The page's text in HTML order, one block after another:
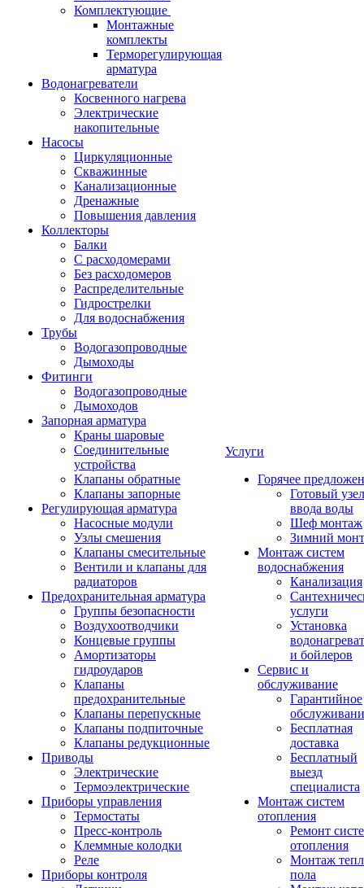
Комплектующие
Монтажные
комплекты
Терморегулирующая
арматура
Водонагреватели
Косвенного нагрева
Электрические
накопительные
Насосы
Циркуляционные
Скважинные
Канализационные
Дренажные
Повышения давления
Коллекторы
Балки
С расходомерами
Без расходомеров
Распределительные
Гидрострелки
Для водоснабжения
Трубы
Водогазопроводные
Дымоходы
Фитинги
Водогазопроводные
Дымоходов
Запорная арматура
Краны шаровые
Соединительные
устройства
Клапаны обратные
Клапаны запорные
Регулирующая арматура
Насосные модули
Узлы смешения
Клапаны смесительные
Вентили и клапаны для
радиаторов
Предохранительная арматура
Группы безопасности
Воздухоотводчики
Концевые группы
Амортизаторы
гидроударов
Клапаны
предохранительные
Клапаны перепускные
Клапаны подпиточные
Клапаны редукционные
Приводы
Электрические
Термоэлектрические
Приборы управления
Термостаты
Пресс-контроль
Клеммные колодки
Реле
Приборы контроля
Услуги
Горячее
Готовый узел
ввода воды
Шеф монтаж
Зимний
Монтаж систем
водоснабжения
Канализация
услуги
Установка
и бойлеров
Сервис и
обслуживание
Гарантийное
Бесплатная
доставка
Бесплатный
выезд
специалиста
Монтаж систем
отопления
Ремонт
отопления
Монтаж
пола